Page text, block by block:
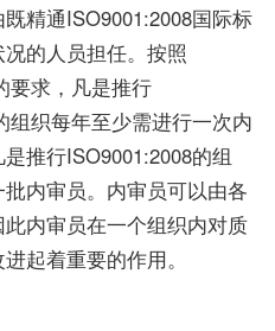
精通ISO9001:2008国际标
的人员担任。按照
要求，凡是推行
组织每年至少需进行一次内
推行ISO9001:2008的组
内审员。内审员可以由各
内审员在一个组织内对质
起着重要的作用。